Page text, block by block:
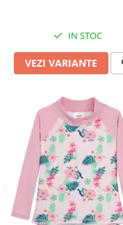
IN STOC
VEZI VARIANTE